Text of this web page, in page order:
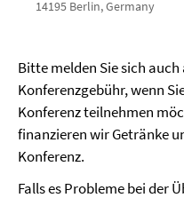
14195 Berlin, Germany
Bitte melden Sie sich auch
Konferenzgebühr, wenn
Konferenz teilnehmen
finanzieren wir Getränke
Konferenz.
Falls es Probleme bei der